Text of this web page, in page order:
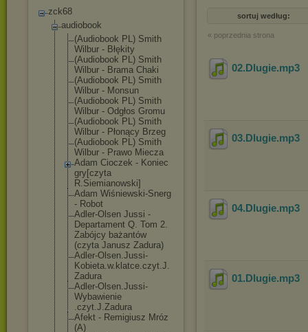
zck68
audiobook
(Audiobook PL) Smith
Wilbur - Błękity
(Audiobook PL) Smith
Wilbur - Brama Chaki
(Audiobook PL) Smith
Wilbur - Monsun
(Audiobook PL) Smith
Wilbur - Odgłos Gromu
(Audiobook PL) Smith
Wilbur - Płonący Brzeg
(Audiobook PL) Smith
Wilbur - Prawo Miecza
Adam Cioczek - Koniec
gry[czyta
R.Siemianowski]
Adam Wiśniewski-Snerg
- Robot
Adler-Olsen Jussi -
Departament Q. Tom 2.
Zabójcy bażantów
(czyta Janusz Zadura)
Adler-Olsen.Jussi-
Kobieta.w. klatce.czyt.J.
Zadura
Adler-Olsen.Jussi-
Wybawienie
.czyt.J.Zadura
Afekt - Remigiusz Mróz
(A)
sortuj według:
« poprzednia strona
02.Dlugie.mp3
03.Dlugie.mp3
04.Dlugie.mp3
01.Dlugie.mp3